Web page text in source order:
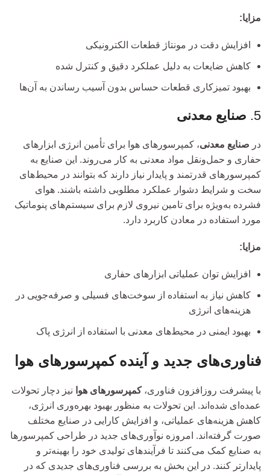
مزایا:
افزایش دقت در مونتاژ قطعات الکترونیکی
کاهش ضایعات به دلیل عملکرد دقیق و کنترل شده
بهبود تمیزکاری قطعات حساس بدون آسیب رساندن به آن‌ها
5. صنایع معدنی
در صنایع معدنی، کمپرسورهای هوا برای تأمین انرژی ابزارهای
حفاری و حمل‌ونقل مواد معدنی به کار می‌روند. این صنایع به
کمپرسورهای قدرتمند و پایدار نیاز دارند که بتوانند در محیط‌های
سخت و شرایط دشوار عملکرد مطلوبی داشته باشند. هوای
فشرده به‌ویژه برای تامین نیروی لازم برای سیستم‌های پنوماتیک
مورد استفاده در معادن کاربرد دارد.
مزایا:
افزایش توان عملیاتی ابزارهای حفاری
کاهش نیاز به استفاده از سوخت‌های فسیلی و صرفه‌جویی در
هزینه‌های انرژی
بهبود ایمنی در محیط‌های معدنی با استفاده از انرژی پاک
فناوری‌های جدید و آینده کمپرسورهای هوا
با پیشرفت روزافزون فناوری،کمپرسورهای هوا نیز دچار تحولات
عمده‌ای شده‌اند. این تحولات به منظور بهبود بهره‌وری انرژی،
کاهش هزینه‌های عملیاتی، و افزایش کارایی در صنایع مختلف
صورت گرفته‌اند. امروزه نوآوری‌های جدید در طراحی کمپرسورها
به صنایع کمک می‌کنند تا فرآیندهای تولیدی خود را بهینه‌تر و
پایدارتر کنند. در این بخش به بررسی فناوری‌های جدیدی که در